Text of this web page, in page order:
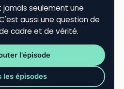
seulement une
aussi une question de
cadre et de vérité.
l'épisode
les épisodes